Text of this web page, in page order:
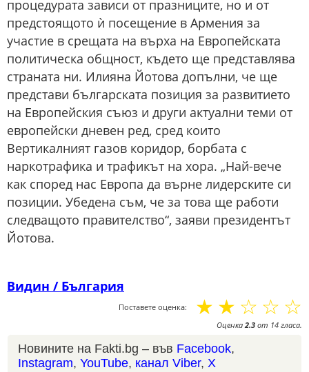
процедурата зависи от празниците, но и от
предстоящото ѝ посещение в Армения за
участие в срещата на върха на Европейската
политическа общност, където ще представлява
страната ни. Илияна Йотова допълни, че ще
представи българската позиция за развитието
на Европейския съюз и други актуални теми от
европейски дневен ред, сред които
Вертикалният газов коридор, борбата с
наркотрафика и трафикът на хора. „Най-вече
как според нас Европа да върне лидерските си
позиции. Убедена съм, че за това ще работи
следващото правителство“, заяви президентът
Йотова.
Видин / България
Поставете оценка: ☆
☆
☆
☆
☆
Оценка2.3 от 14 гласа.
Новините на Fakti.bg – във Facebook,
Instagram, YouTube, канал Viber, X